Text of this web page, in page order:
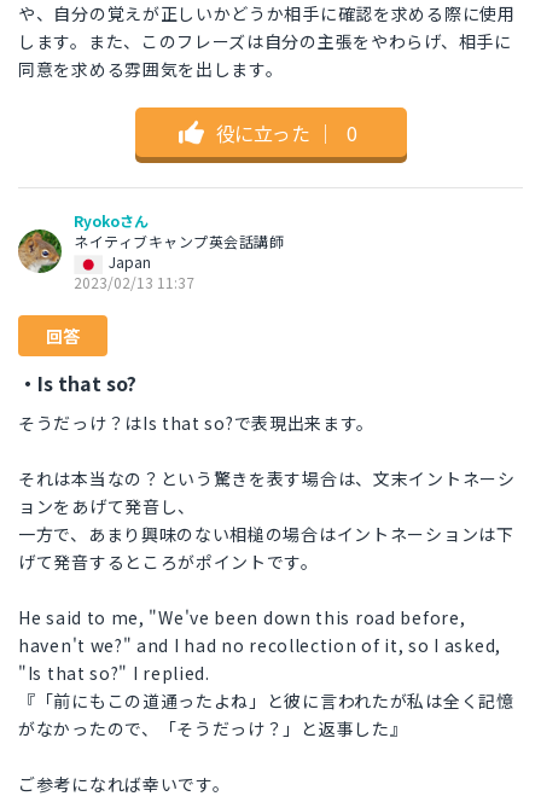
や、自分の覚えが正しいかどうか相手に確認を求める際に使用
します。また、このフレーズは自分の主張をやわらげ、相手に
同意を求める雰囲気を出します。
役に立った ｜ 0
Ryokoさん
ネイティブキャンプ英会話講師
Japan
2023/02/13 11:37
回答
・Is that so?
そうだっけ？はIs that so?で表現出来ます。
それは本当なの？という驚きを表す場合は、文末イントネーシ
ョンをあげて発音し、
一方で、あまり興味のない相槌の場合はイントネーションは下
げて発音するところがポイントです。
He said to me, "We've been down this road before,
haven't we?" and I had no recollection of it, so I asked,
"Is that so?" I replied.
『「前にもこの道通ったよね」と彼に言われたが私は全く記憶
がなかったので、「そうだっけ？」と返事した』
ご参考になれば幸いです。